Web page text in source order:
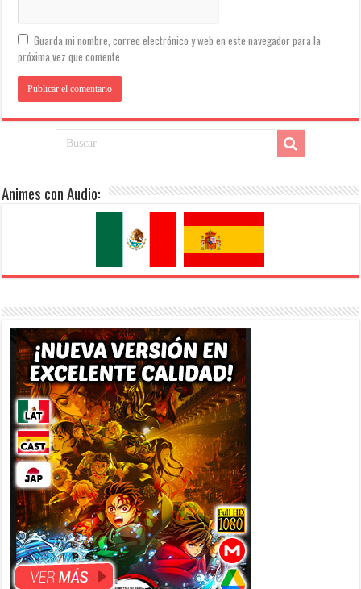
Guarda mi nombre, correo electrónico y web en este navegador para la
próxima vez que comente.
Animes con Audio: